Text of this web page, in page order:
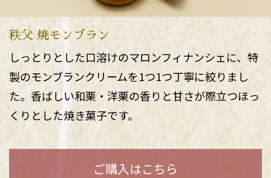
秩父 焼モンブラン
しっとりとした口溶けのマロンフィナンシェに、特
製のモンブランクリームを1つ1つ丁寧に絞りまし
た。香ばしい和栗・洋栗の香りと甘さが際立つほっ
くりとした焼き菓子です。
ご購入はこちら